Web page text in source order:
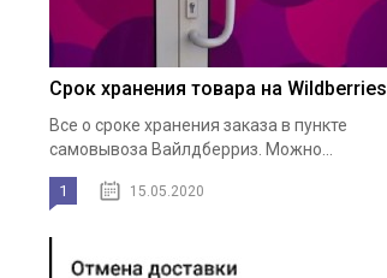
Срок хранения товара на Wildberries
Все о сроке хранения заказа в пункте
самовывоза Вайлдберриз. Можно...
1 15.05.2020